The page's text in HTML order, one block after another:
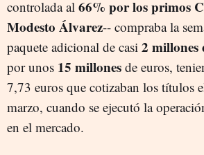
controlada al 66% por los primos
Modesto Álvarez-- compraba la
paquete adicional de casi 2 millones
por unos 15 millones de euros,
7,73 euros que cotizaban los títulos
marzo, cuando se ejecutó la
en el mercado.